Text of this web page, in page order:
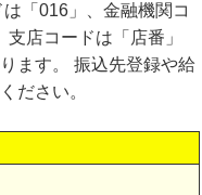
「016」、金融機関コ
店コードは「店番」
ます。 振込先登録や給
ださい。